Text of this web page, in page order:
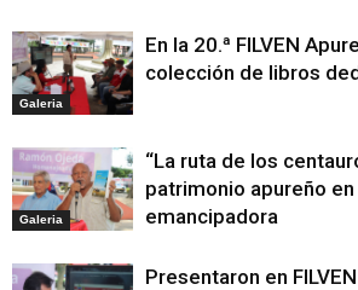
Galeria
En la 20.ª FILVEN
colección de libros
Galeria
“La ruta de los
patrimonio apureño
emancipadora
Presentaron en